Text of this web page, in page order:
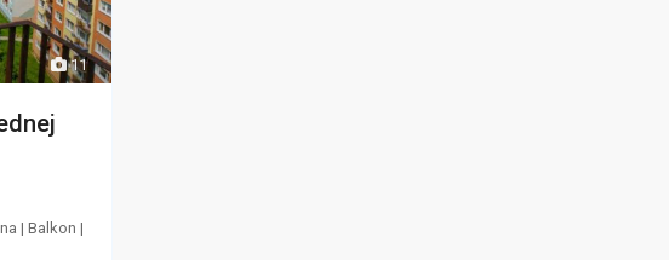
11
| Balkon |